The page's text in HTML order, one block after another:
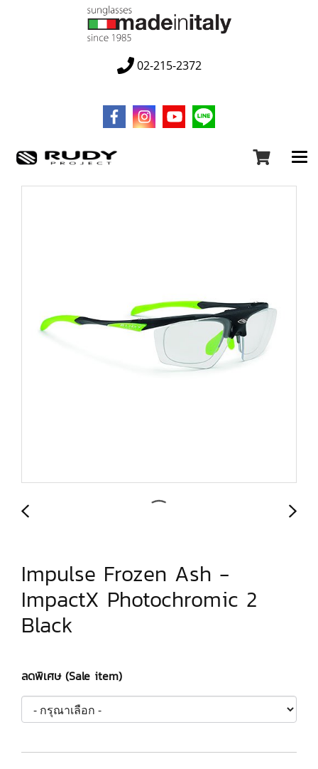
02-215-2372
Impulse Frozen Ash -
ImpactX Photochromic 2
Black
ลดพิเศษ (Sale item)